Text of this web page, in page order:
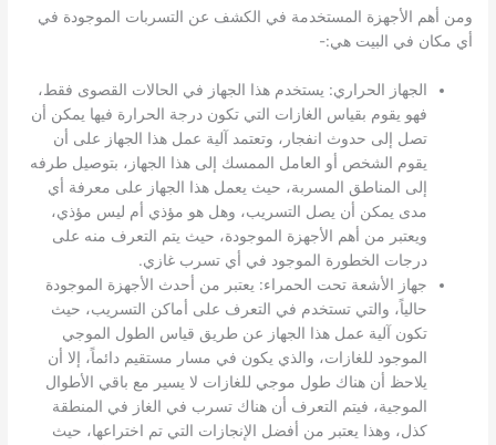
ومن أهم الأجهزة المستخدمة في الكشف عن التسربات الموجودة في
أي مكان في البيت هي:-
الجهاز الحراري: يستخدم هذا الجهاز في الحالات القصوى فقط،
فهو يقوم بقياس الغازات التي تكون درجة الحرارة فيها يمكن أن
تصل إلى حدوث انفجار، وتعتمد آلية عمل هذا الجهاز على أن
يقوم الشخص أو العامل الممسك إلى هذا الجهاز، بتوصيل طرفه
إلى المناطق المسربة، حيث يعمل هذا الجهاز على معرفة أي
مدى يمكن أن يصل التسريب، وهل هو مؤذي أم ليس مؤذي،
ويعتبر من أهم الأجهزة الموجودة، حيث يتم التعرف منه على
درجات الخطورة الموجود في أي تسرب غازي.
جهاز الأشعة تحت الحمراء: يعتبر من أحدث الأجهزة الموجودة
حالياً، والتي تستخدم في التعرف على أماكن التسريب، حيث
تكون آلية عمل هذا الجهاز عن طريق قياس الطول الموجي
الموجود للغازات، والذي يكون في مسار مستقيم دائماً، إلا أن
يلاحظ أن هناك طول موجي للغازات لا يسير مع باقي الأطوال
الموجية، فيتم التعرف أن هناك تسرب في الغاز في المنطقة
كذل، وهذا يعتبر من أفضل الإنجازات التي تم اختراعها، حيث